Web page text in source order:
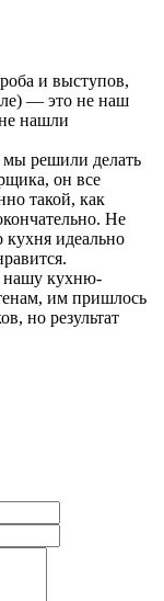
и выступов,
— это не наш
нашли
мы решили делать
он все
такой, как
Не
идеально
нашу кухню-
им пришлось
но результат